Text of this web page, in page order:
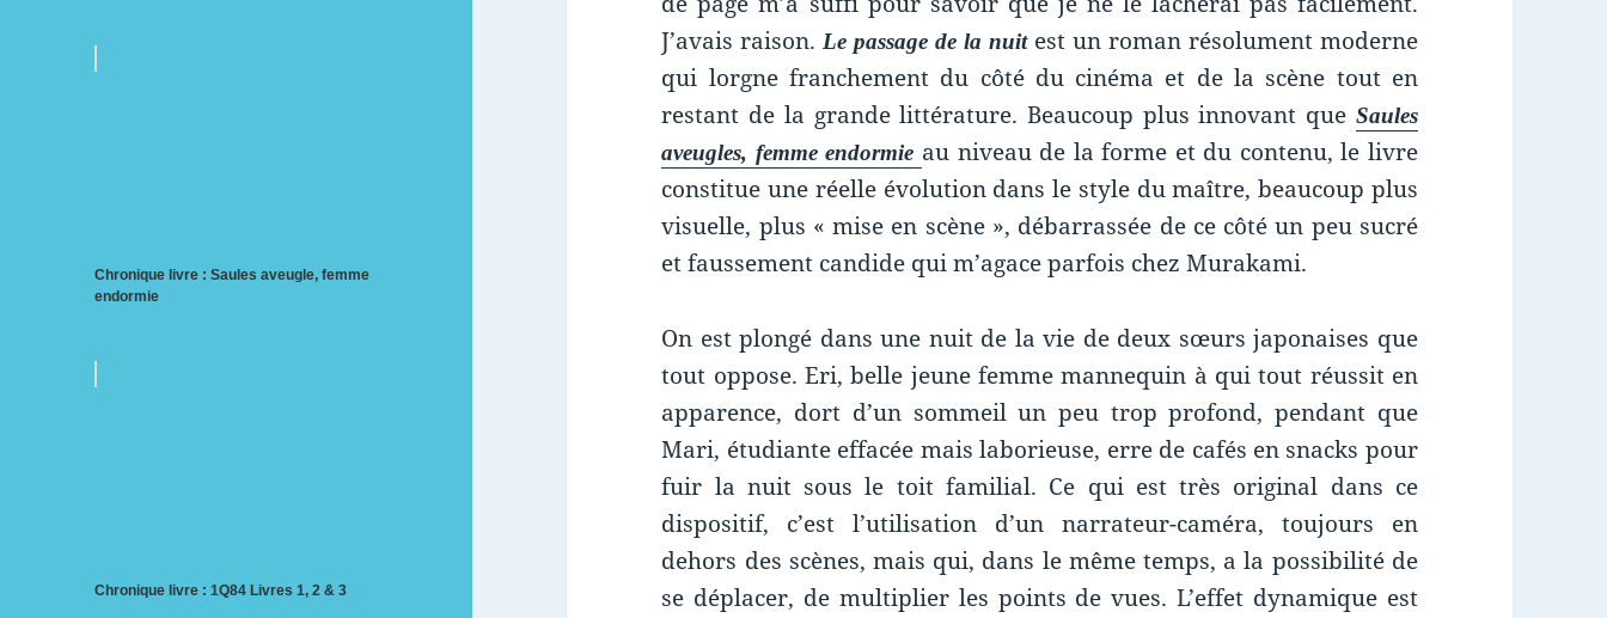
Chronique livre : Saules aveugle, femme
endormie
Chronique livre : 1Q84 Livres 1, 2 & 3
J’avais raison.Le passage de la nuitest un roman résolument moderne
qui lorgne franchement du côté du cinéma et de la scène tout en
restant de la grande littérature. Beaucoup plus innovant que Saules
aveugles, femme endormie au niveau de la forme et du contenu, le livre
constitue une réelle évolution dans le style du maître, beaucoup plus
visuelle, plus « mise en scène », débarrassée de ce côté un peu sucré
et faussement candide qui m’agace parfois chez Murakami.
On est plongé dans une nuit de la vie de deux sœurs japonaises que
tout oppose. Eri, belle jeune femme mannequin à qui tout réussit en
apparence, dort d’un sommeil un peu trop profond, pendant que
Mari, étudiante effacée mais laborieuse, erre de cafés en snacks pour
fuir la nuit sous le toit familial. Ce qui est très original dans ce
dispositif, c’est l’utilisation d’un narrateur-caméra, toujours en
dehors des scènes, mais qui, dans le même temps, a la possibilité de
se déplacer, de multiplier les points de vues. L’effet dynamique est